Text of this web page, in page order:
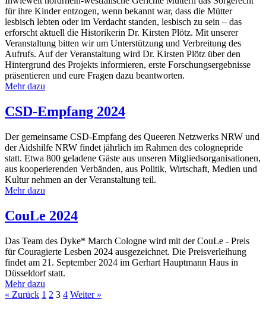
für ihre Kinder entzogen, wenn bekannt war, dass die Mütter
lesbisch lebten oder im Verdacht standen, lesbisch zu sein – das
erforscht aktuell die Historikerin Dr. Kirsten Plötz. Mit unserer
Veranstaltung bitten wir um Unterstützung und Verbreitung des
Aufrufs. Auf der Veranstaltung wird Dr. Kirsten Plötz über den
Hintergrund des Projekts informieren, erste Forschungsergebnisse
präsentieren und eure Fragen dazu beantworten.
Mehr dazu
CSD-Empfang 2024
Der gemeinsame CSD-Empfang des Queeren Netzwerks NRW und
der Aidshilfe NRW findet jährlich im Rahmen des colognepride
statt. Etwa 800 geladene Gäste aus unseren Mitgliedsorganisationen,
aus kooperierenden Verbänden, aus Politik, Wirtschaft, Medien und
Kultur nehmen an der Veranstaltung teil.
Mehr dazu
CouLe 2024
Das Team des Dyke* March Cologne wird mit der CouLe - Preis
für Couragierte Lesben 2024 ausgezeichnet. Die Preisverleihung
findet am 21. September 2024 im Gerhart Hauptmann Haus in
Düsseldorf statt.
Mehr dazu
« Zurück 1 2 3 4 Weiter »